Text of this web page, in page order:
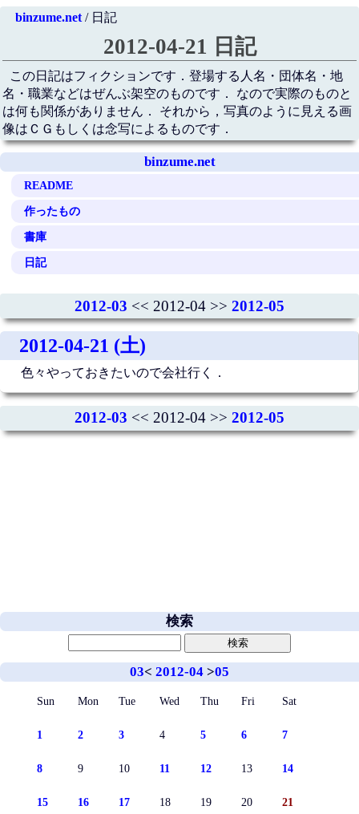
binzume.net/ 日記
2012-04-21 日記
この日記はフィクションです．登場する人名・団体名・地
名・職業などはぜんぶ架空のものです． なので実際のものと
は何も関係がありません． それから，写真のように見える画
像はＣＧもしくは念写によるものです．
binzume.net
README
作ったもの
書庫
日記
2012-03 << 2012-04 >> 2012-05
2012-04-21 (土)
色々やっておきたいので会社行く．
2012-03 << 2012-04 >> 2012-05
検索
03< 2012-04 >05
Sun Mon Tue Wed Thu Fri Sat
1 2 3 4 5 6 7
8 9 10 11 12 13 14
15 16 17 18 19 20 21